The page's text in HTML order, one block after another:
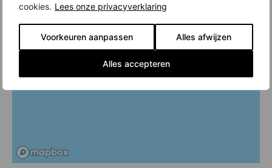
cookies. Lees onze privacyverklaring
Voorkeuren aanpassen Alles afwijzen
Alles accepteren